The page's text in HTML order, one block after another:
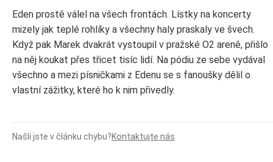
Eden prostě válel na všech frontách. Lístky na koncerty
mizely jak teplé rohlíky a všechny haly praskaly ve švech.
Když pak Marek dvakrát vystoupil v pražské O2 areně, přišlo
na něj koukat přes třicet tisíc lidí. Na pódiu ze sebe vydával
všechno a mezi písničkami z Edenu se s fanoušky dělil o
vlastní zážitky, které ho k nim přivedly.
Našli jste v článku chybu?Kontaktujte nás